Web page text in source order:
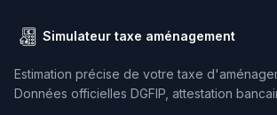
Simulateur taxe aménagement
Estimation précise de votre taxe
Données officielles DGFIP, attestation